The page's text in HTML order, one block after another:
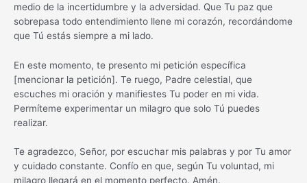
medio de la incertidumbre y la adversidad. Que Tu paz que
sobrepasa todo entendimiento llene mi corazón, recordándome
que Tú estás siempre a mi lado.
En este momento, te presento mi petición específica
[mencionar la petición]. Te ruego, Padre celestial, que
escuches mi oración y manifiestes Tu poder en mi vida.
Permíteme experimentar un milagro que solo Tú puedes
realizar.
Te agradezco, Señor, por escuchar mis palabras y por Tu amor
y cuidado constante. Confío en que, según Tu voluntad, mi
milagro llegará en el momento perfecto. Amén.